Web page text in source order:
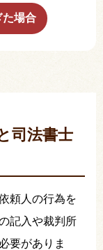
た場合
司法書士
頼人の行為を
記入や裁判所
要がありま